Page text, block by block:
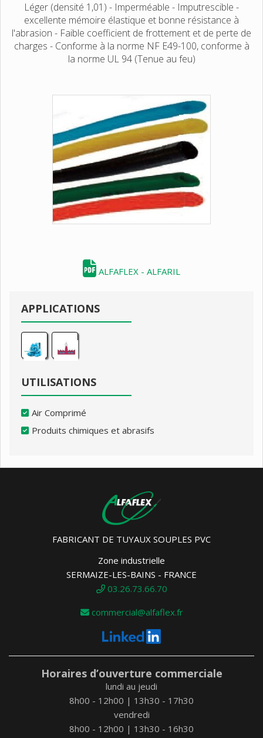
Léger (densité 1,01) - Imperméable - Imputrescible -
excellente mémoire élastique et bonne résistance à
l'abrasion - Faible coefficient de frottement et de perte de
charges - Conforme à la norme NF E49-100, conforme à
la norme UL 94 (Tenue au feu)
ALFAFLEX - ALFARIL
APPLICATIONS
UTILISATIONS
Air Comprimé
Produits chimiques et abrasifs
FABRICANT DE TUYAUX SOUPLES PVC
Zone industrielle
SERMAIZE-LES-BAINS - FRANCE
03.26.73.66.70
commercial@alfaflex.fr
Horaires d’ouverture commerciale
lundi au jeudi
8h00 - 12h00 | 13h30 - 17h30
vendredi
8h00 - 12h00 | 13h30 - 16h30